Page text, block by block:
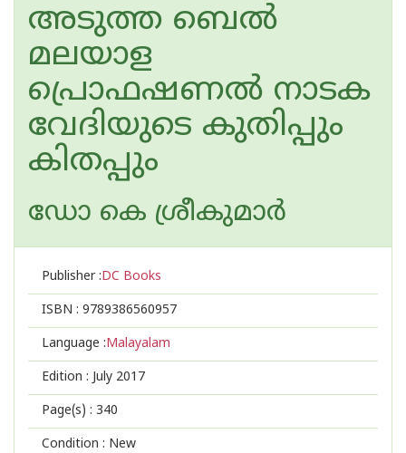
അടുത്ത ബെല്‍
മലയാള
പ്രൊഫഷണല്‍ നാടക
വേദിയുടെ കുതിപ്പും
കിതപ്പും
ഡോ കെ ശ്രീകുമാര്‍
Publisher :DC Books
ISBN : 9789386560957
Language :Malayalam
Edition : July 2017
Page(s) : 340
Condition : New